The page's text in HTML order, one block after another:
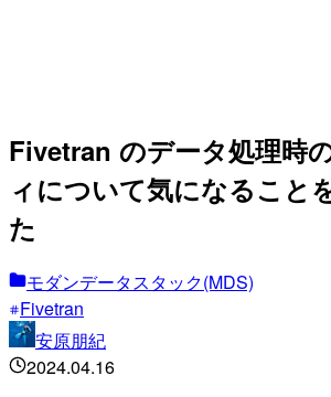
Fivetran のデータ処理時
ィについて気になること
た
モダンデータスタック(MDS)
Fivetran
安原朋紀
2024.04.16